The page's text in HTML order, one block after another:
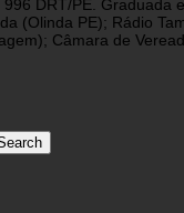
DRT/PE.
(Olinda PE); Rádio
Câmara de